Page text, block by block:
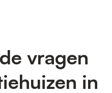
vragen
in